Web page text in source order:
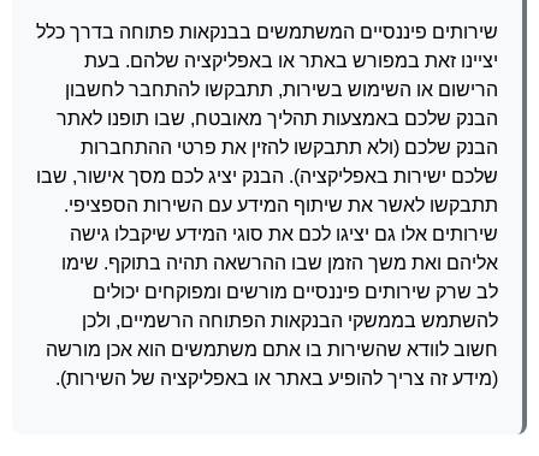
שירותים פיננסיים המשתמשים בבנקאות פתוחה בדרך כלל
יציינו זאת במפורש באתר או באפליקציה שלהם. בעת
הרישום או השימוש בשירות, תתבקשו להתחבר לחשבון
הבנק שלכם באמצעות תהליך מאובטח, שבו תופנו לאתר
הבנק שלכם (ולא תתבקשו להזין את פרטי ההתחברות
שלכם ישירות באפליקציה). הבנק יציג לכם מסך אישור, שבו
תתבקשו לאשר את שיתוף המידע עם השירות הספציפי.
שירותים אלו גם יציגו לכם את סוגי המידע שיקבלו גישה
אליהם ואת משך הזמן שבו ההרשאה תהיה בתוקף. שימו
לב שרק שירותים פיננסיים מורשים ומפוקחים יכולים
להשתמש בממשקי הבנקאות הפתוחה הרשמיים, ולכן
חשוב לוודא שהשירות בו אתם משתמשים הוא אכן מורשה
(מידע זה צריך להופיע באתר או באפליקציה של השירות).